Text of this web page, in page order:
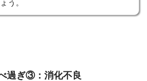
う。
過ぎ③：消化不良